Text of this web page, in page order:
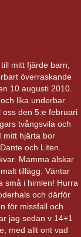
mitt fjärde barn,
överraskande
10 augusti 2010.
lika underbar
oss den 5:e februari
tvångsvila och
mitt hjärta bor
och Liten.
Mamma älskar
tillägg: Väntar
små i himlen! Hurra
och därför
för missfall och
jag sedan v 14+1
med allt ont vad